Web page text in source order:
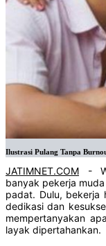
Ilustrasi Pulang Tanpa
JATIMNET.COM -
banyak pekerja
padat. Dulu, bekerja
dedikasi dan
mempertanyakan
layak dipertahankan.